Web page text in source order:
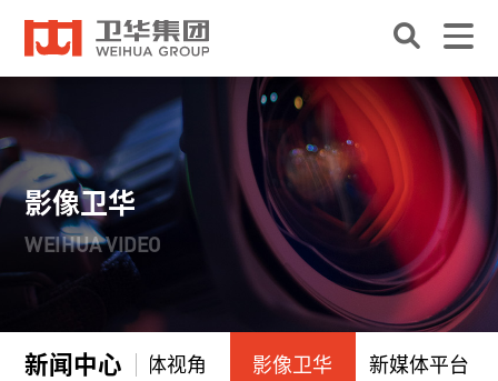
影像卫华
WEIHUA VIDEO
新闻中心
品牌故事 媒体视角 影像卫华 新媒体平台